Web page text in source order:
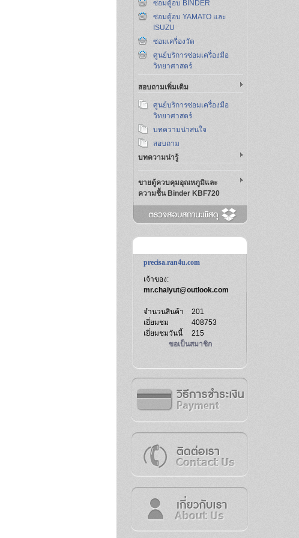
ซ่อมตู้อบ BINDER
ซ่อมตู้อบ YAMATO และ
ISUZU
ซ่อมเครื่องวัด
ศูนย์บริการซ่อมเครื่องมือ
วิทยาศาสตร์
สอบถามเพิ่มเติม
ศูนย์บริการซ่อมเครื่องมือ
วิทยาศาสตร์
บทความน่าสนใจ
สอบถาม
บทความน่ารู้
ขายตู้ควบคุมอุณหภูมิและ
ความชื้น Binder KBF720
precisa.ran4u.com
เจ้าของ:
mr.chaiyut@outlook.com
จำนวนสินค้า
201
เยี่ยมชม
408753
เยี่ยมชมวันนี้
215
ขอเป็นสมาชิก